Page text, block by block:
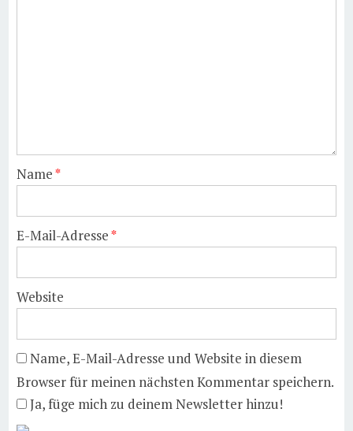
Name*
E-Mail-Adresse*
Website
Name, E-Mail-Adresse und Website in diesem
Browser für meinen nächsten Kommentar speichern.
Ja, füge mich zu deinem Newsletter hinzu!